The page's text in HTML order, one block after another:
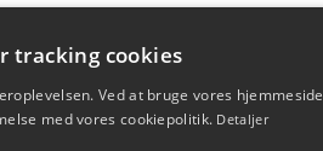
tracking cookies
Ved at bruge vores hjemmeside
med vores cookiepolitik. Detaljer